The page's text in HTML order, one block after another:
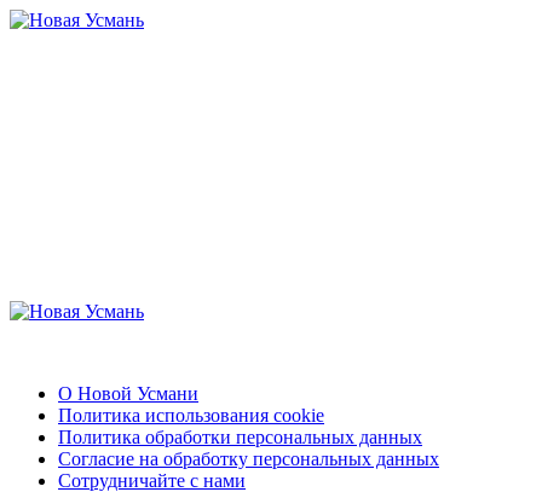
Перейти
Основное
О Новой Усмани
Политика использования cookie
Политика обработки персональных данных
Согласие на обработку персональных данных
Сотрудничайте с нами